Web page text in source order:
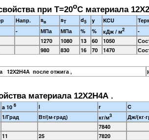
при Т=20oС материала
Напр. sв sT d5 y KCU
- МПа МПа % % кДж / м2 -
1270 1080 13 60 1050
980 830 16 70 1470
12Х2Н4А после отжига ,
материала 12Х2Н4А .
a 10 6 l r
C
1/Град Вт/(м·град) кг/м3
Дж/
7840
11 25
7820